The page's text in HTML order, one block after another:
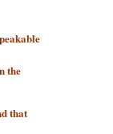
the
that